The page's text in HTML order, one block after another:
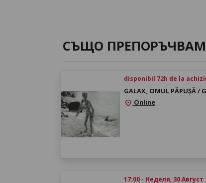
СЪЩО
disponibil 72h de la
GALAX, OMUL PĂPUȘĂ /
location_on Online
17:00 - Неделя, 30 Август